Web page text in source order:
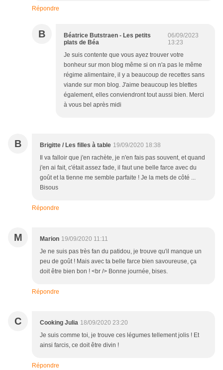
Répondre
B
Béatrice Butstraen - Les petits
plats de Béa
06/09/2023
13:23
Je suis contente que vous ayez trouver votre
bonheur sur mon blog même si on n'a pas le même
régime alimentaire, il y a beaucoup de recettes sans
viande sur mon blog. J'aime beaucoup les blettes
également, elles conviendront tout aussi bien. Merci
à vous bel après midi
B Brigitte / Les filles à table 19/09/2020 18:38
Il va falloir que j'en rachète, je n'en fais pas souvent, et quand
j'en ai fait, c'était assez fade, il faut une belle farce avec du
goût et la tienne me semble parfaite ! Je la mets de côté ...
Bisous
Répondre
M Marion 19/09/2020 11:11
Je ne suis pas très fan du patidou, je trouve qu'il manque un
peu de goût ! Mais avec ta belle farce bien savoureuse, ça
doit être bien bon ! <br /> Bonne journée, bises.
Répondre
C Cooking Julia 18/09/2020 23:20
Je suis comme toi, je trouve ces légumes tellement jolis ! Et
ainsi farcis, ce doit être divin !
Répondre